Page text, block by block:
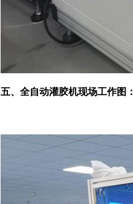
五、全自动灌胶机现场工作图：